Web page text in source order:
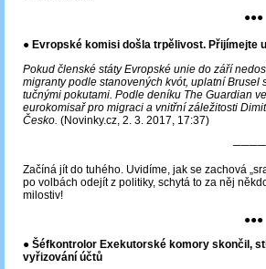
●●●
● Evropské komisi došla trpělivost. Přijímejte
Pokud členské státy Evropské unie do září
migranty podle stanovených kvót, uplatní Brusel
tučnými pokutami. Podle deníku The Guardian
eurokomisař pro migraci a vnitřní záležitosti
Česko. (Novinky.cz, 2. 3. 2017, 17:37)
Začíná jít do tuhého. Uvidíme, jak se zachová
po volbách odejít z politiky, schytá to za něj
milostiv!
●●●
● Šéfkontrolor Exekutorské komory skončil,
vyřizování účtů